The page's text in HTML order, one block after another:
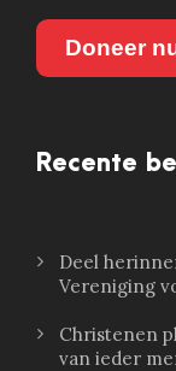
Doneer
Recente
Deel
Vereniging
Christenen
van ieder